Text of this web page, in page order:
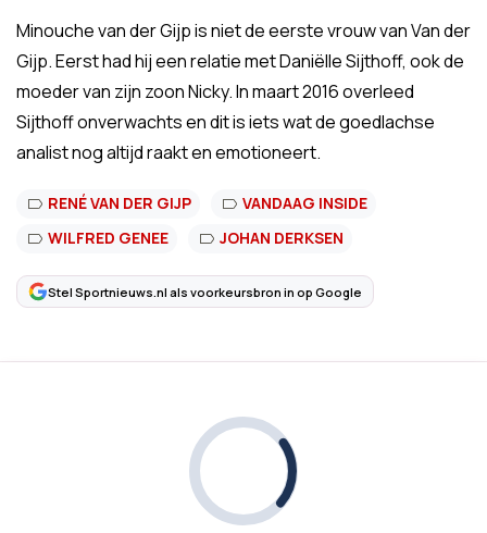
Minouche van der Gijp is niet de eerste vrouw van Van der
Gijp. Eerst had hij een relatie met Daniëlle Sijthoff, ook de
moeder van zijn zoon Nicky. In maart 2016 overleed
Sijthoff onverwachts en dit is iets wat de goedlachse
analist nog altijd raakt en emotioneert.
RENÉ VAN DER GIJP
VANDAAG INSIDE
WILFRED GENEE
JOHAN DERKSEN
Stel Sportnieuws.nl als voorkeursbron in op Google